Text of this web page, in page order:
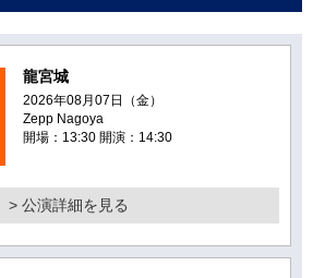
龍宮城
2026年08月07日（金）
Zepp Nagoya
開場：13:30 開演：14:30
> 公演詳細を見る